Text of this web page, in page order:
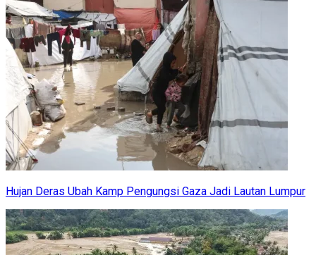
Hujan Deras Ubah Kamp Pengungsi Gaza Jadi Lautan Lumpur